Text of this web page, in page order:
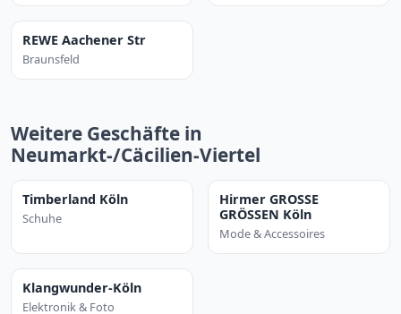
REWE Aachener Str
Braunsfeld
Weitere Geschäfte in
Neumarkt-/Cäcilien-Viertel
Timberland Köln
Schuhe
Hirmer GROSSE
GRÖSSEN Köln
Mode & Accessoires
Klangwunder-Köln
Elektronik & Foto